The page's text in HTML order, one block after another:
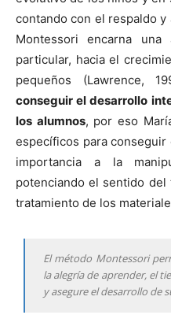
contando con el respaldo
Montessori encarna
particular, hacia el
pequeños (Lawrence,
conseguir el desarrollo
los alumnos, por eso
específicos para
importancia a la
potenciando el sentido
tratamiento de los
El método Montessori
la alegría de aprender, el
y asegure el desarrollo de